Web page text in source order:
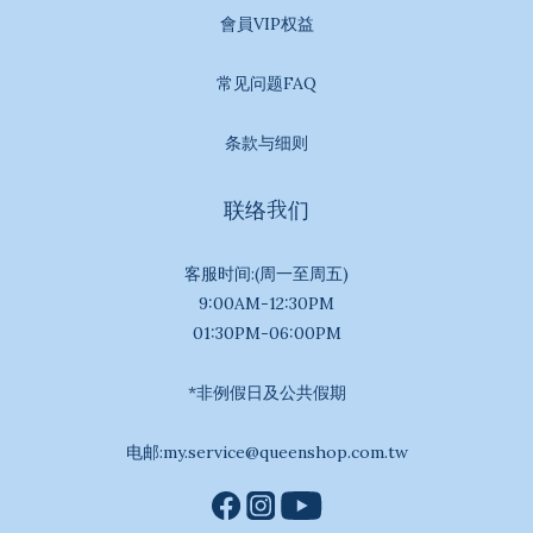
會員VIP权益
常见问题FAQ
条款与细则
联络我们
客服时间:(周一至周五)
9:00AM-12:30PM
01:30PM-06:00PM
*非例假日及公共假期
电邮:my.service@queenshop.com.tw